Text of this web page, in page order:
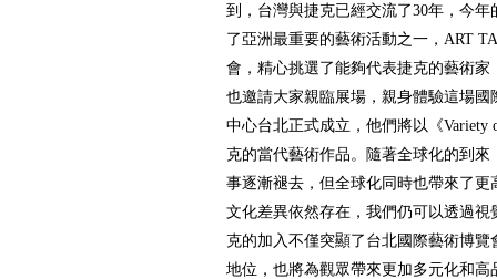
到，台灣與捷克已經交流了30年，今
了亞洲最重要的藝術活動之一，ART
會，精心挑選了能夠代表捷克的藝術
也邀請大家親臨展場，親身體驗這場國
中心台北正式成立，他們將以《Variety
克的當代藝術作品。隨著全球化的到
事逐漸褪去，但全球化同時也帶來了
文化差異依然存在，我們仍可以透過
克的加入不僅突顯了台北國際藝術博
地位，也將為觀眾帶來更加多元化和高